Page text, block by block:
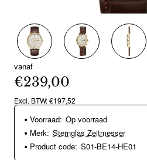
vanaf
€239,00
Excl. BTW: €197,52
Voorraad: Op voorraad
Merk: Sternglas Zeitmesser
Product code: S01-BE14-HE01